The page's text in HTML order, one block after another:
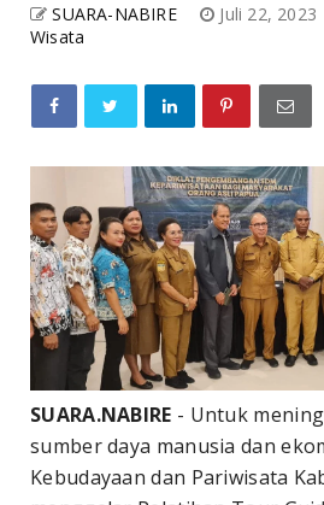
SUARA-NABIRE Juli 22, 2023
Wisata
SUARA.NABIRE - Untuk
sumber daya manusia dan
Kebudayaan dan Pariwisata